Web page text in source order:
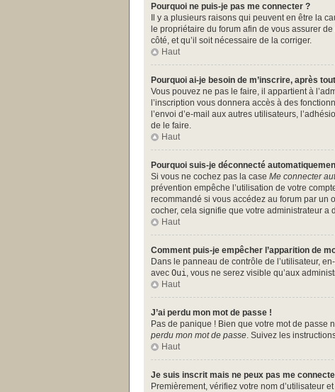
Pourquoi ne puis-je pas me connecter ?
Il y a plusieurs raisons qui peuvent en être la
le propriétaire du forum afin de vous assurer
côté, et qu’il soit nécessaire de la corriger.
Haut
Pourquoi ai-je besoin de m’inscrire, après
Vous pouvez ne pas le faire, il appartient à
l’inscription vous donnera accès à des
l’envoi d’e-mail aux autres utilisateurs,
de le faire.
Haut
Pourquoi suis-je déconnecté
Si vous ne cochez pas la case Me connecter
prévention empêche l’utilisation de votre
recommandé si vous accédez au forum par un
cocher, cela signifie que votre administrateur a
Haut
Comment puis-je empêcher l’apparition de
Dans le panneau de contrôle de l’utilisateur,
avec Oui, vous ne serez visible qu’aux
Haut
J’ai perdu mon mot de passe !
Pas de panique ! Bien que votre mot de
perdu mon mot de passe. Suivez les
Haut
Je suis inscrit mais ne peux pas me
Premièrement, vérifiez votre nom d’utilisateur